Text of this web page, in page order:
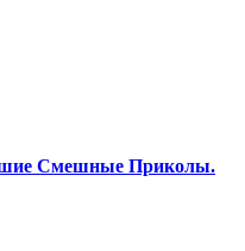
Смешные Приколы.